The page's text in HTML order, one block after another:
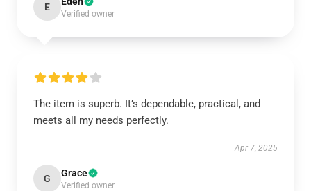
E
Verified owner
The item is superb. It’s dependable, practical, and
meets all my needs perfectly.
Apr 7, 2025
G Grace
Verified owner